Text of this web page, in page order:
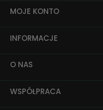
MOJE KONTO
INFORMACJE
O NAS
WSPÓŁPRACA